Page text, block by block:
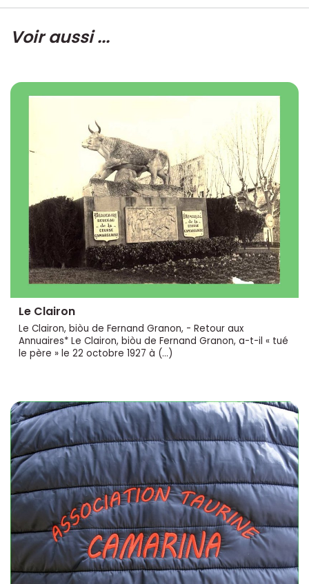
Voir aussi ...
Le Clairon
Le Clairon, biòu de Fernand Granon, - Retour aux
Annuaires* Le Clairon, biòu de Fernand Granon, a-t-il « tué
le père » le 22 octobre 1927 à (…)